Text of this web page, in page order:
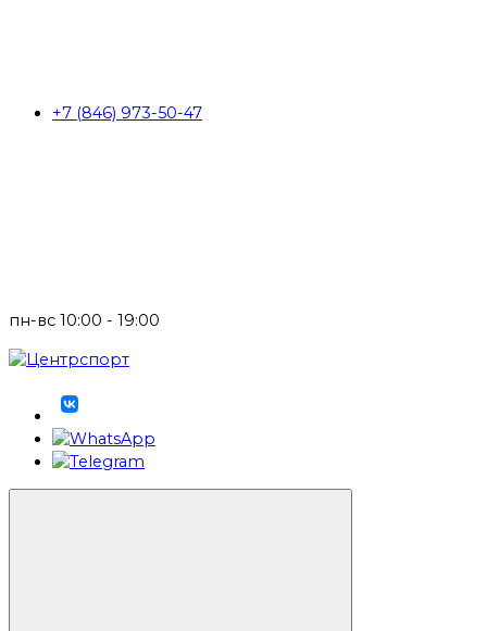
+7 (846) 973-50-47
пн-вс 10:00 - 19:00